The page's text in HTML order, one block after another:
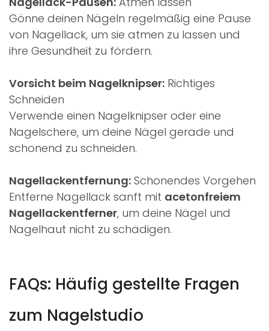
Gönne deinen Nägeln regelmäßig eine Pause
von Nagellack, um sie atmen zu lassen und
ihre Gesundheit zu fördern.
Vorsicht beim Nagelknipser: Richtiges
Schneiden
Verwende einen Nagelknipser oder eine
Nagelschere, um deine Nägel gerade und
schonend zu schneiden.
Nagellackentfernung: Schonendes Vorgehen
Entferne Nagellack sanft mit acetonfreiem
Nagellackentferner, um deine Nägel und
Nagelhaut nicht zu schädigen.
FAQs: Häufig gestellte Fragen
zum Nagelstudio